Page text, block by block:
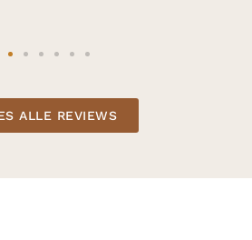
ALLE REVIEWS